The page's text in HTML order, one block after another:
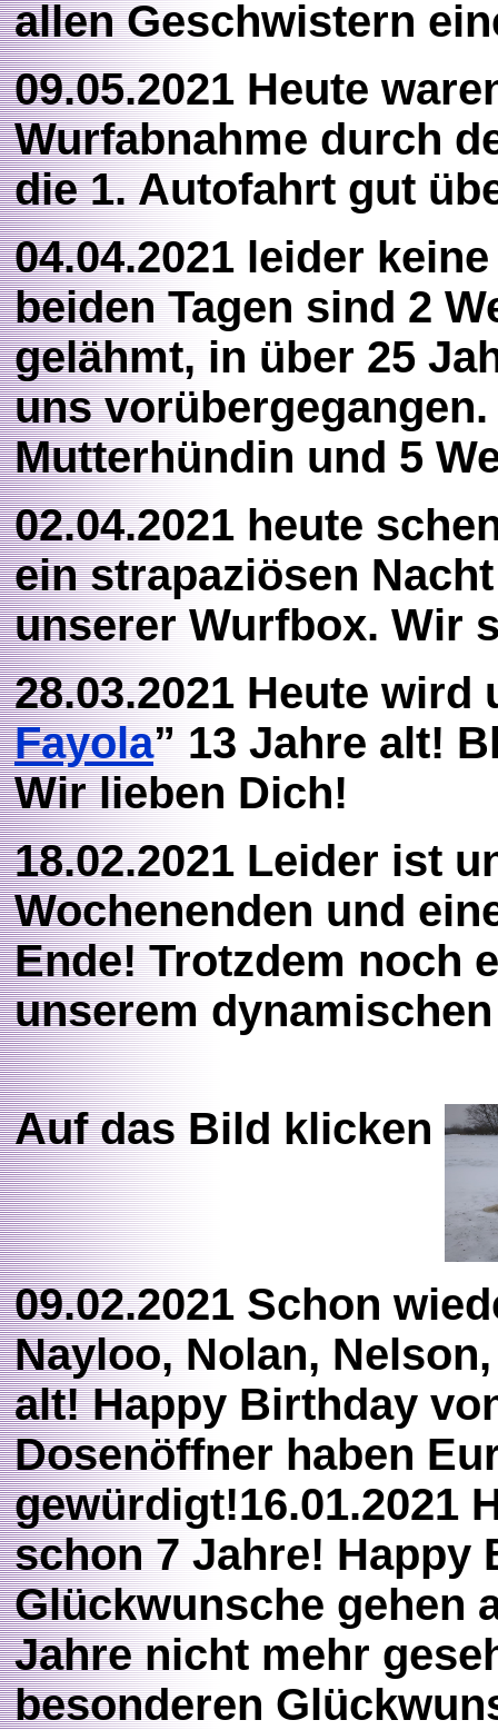
allen Geschwistern
09.05.2021 Heute
Wurfabnahme durch
die 1. Autofahrt gut
04.04.2021 leider
beiden Tagen sind 2
gelähmt, in über 25
uns
Mutterhündin und 5
02.04.2021 heute
ein strapaziösen
unserer Wurfbox. Wir
28.03.2021 Heute wird
Fayola” 13 Jahre alt!
Wir lieben Dich!
18.02.2021 Leider ist
Wochenenden und
Ende! Trotzdem noch
unserem
Auf das Bild klicken
09.02.2021 Schon
Nayloo, Nolan,
alt! Happy Birthday
Dosenöffner haben
gewürdigt!16.01.2021
schon 7 Jahre! Happy
Glückwunsche gehen
Jahre nicht mehr
besonderen